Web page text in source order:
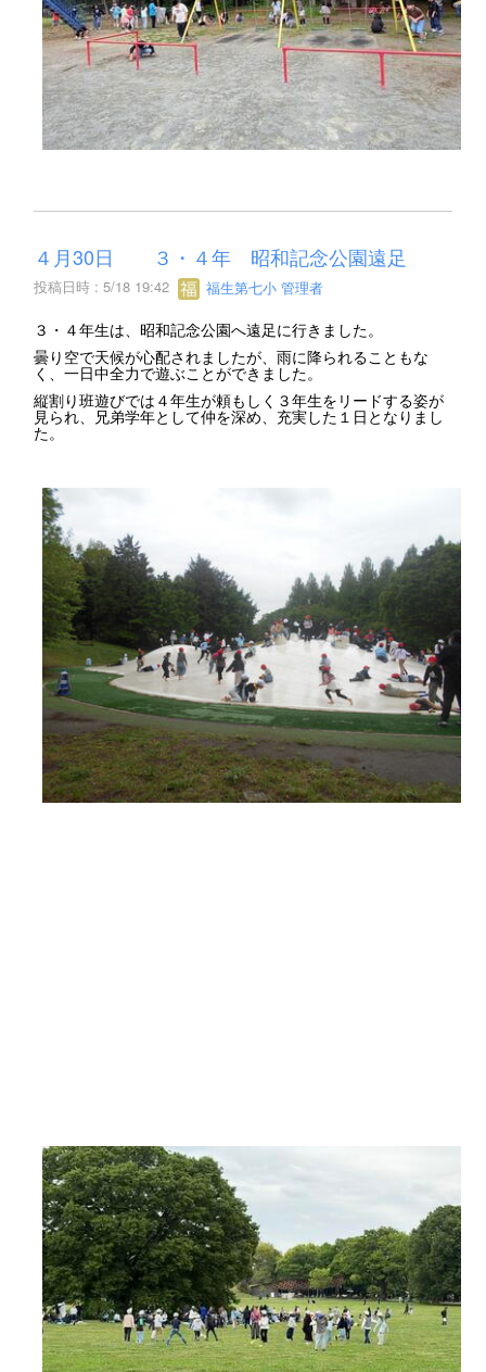
４月30日 ３・４年 昭和記念公園遠足
投稿日時 : 5/18 19:42 福生第七小 管理者
３・４年生は、昭和記念公園へ遠足に行きました。
曇り空で天候が心配されましたが、雨に降られることもな
く、一日中全力で遊ぶことができました。
縦割り班遊びでは４年生が頼もしく３年生をリードする姿が
見られ、兄弟学年として仲を深め、充実した１日となりまし
た。